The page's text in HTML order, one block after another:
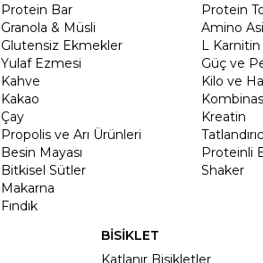
Protein Bar
Granola & Müsli
Glutensiz Ekmekler
Yulaf Ezmesi
Kahve
Kakao
Çay
Propolis ve Arı Ürünleri
Besin Mayası
Bitkisel Sütler
Makarna
Fındık
Protein
Amino
L
Güç ve
Kilo ve
Kreatin
Proteinli
Shaker
BİSİKLET
Katlanır Bisikletler